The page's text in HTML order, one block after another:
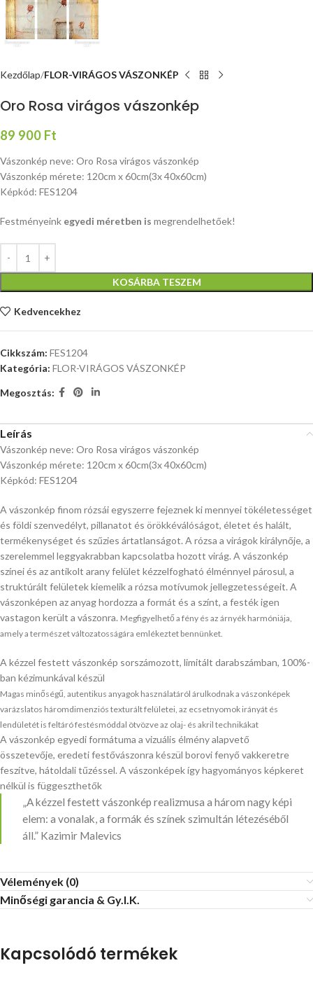
Kezdőlap FLOR-VIRÁGOS VÁSZONKÉP
Oro Rosa virágos vászonkép
89 900 Ft
Vászonkép neve: Oro Rosa virágos vászonkép
Vászonkép mérete: 120cm x 60cm(3x 40x60cm)
Képkód: FES1204
Festményeink egyedi méretben is megrendelhetőek!
KOSÁRBA TESZEM
Kedvencekhez
Cikkszám: FES1204
Kategória: FLOR-VIRÁGOS VÁSZONKÉP
Megosztás:
Leírás
Vászonkép neve: Oro Rosa virágos vászonkép
Vászonkép mérete: 120cm x 60cm(3x 40x60cm)
Képkód: FES1204
A vászonkép finom rózsái egyszerre fejeznek ki mennyei tökéletességet
és földi szenvedélyt, pillanatot és örökkéválóságot, életet és halált,
termékenységet és szűzies ártatlanságot. A rózsa a virágok királynője, a
szerelemmel leggyakrabban kapcsolatba hozott virág. A vászonkép
színei és az antikolt arany felület kézzelfogható élménnyel párosul, a
struktúrált felületek kiemelik a rózsa motívumok jellegzetességeit. A
vászonképen az anyag hordozza a formát és a színt, a festék igen
vastagon került a vászonra. Megfigyelhető a fény és az árnyék harmóniája,
amely a természet változatosságára emlékeztet bennünket.
A kézzel festett vászonkép sorszámozott, limitált darabszámban, 100%-
ban kézimunkával készül
Magas minőségű, autentikus anyagok használatáról árulkodnak a vászonképek
varázslatos háromdimenziós texturált felületei, az ecsetnyomok irányát és
lendületét is feltáró festésmóddal ötvözve az olaj- és akril technikákat
A vászonkép egyedi formátuma a vizuális élmény alapvető
összetevője, eredeti festővászonra készül borovi fenyő vakkeretre
feszítve, hátoldali tűzéssel. A vászonképek így hagyományos képkeret
nélkül is függeszthetők
„A kézzel festett vászonkép realizmusa a három nagy képi
elem: a vonalak, a formák és színek szimultán létezéséből
áll.” Kazimir Malevics
Vélemények (0)
Minőségi garancia & Gy.I.K.
Kapcsolódó termékek